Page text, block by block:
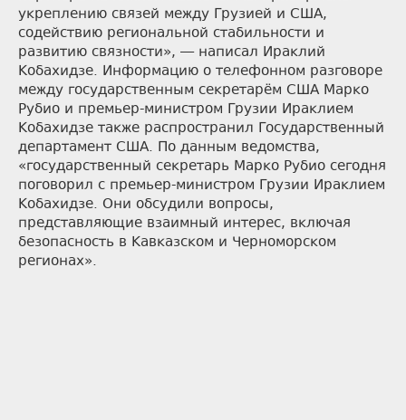
укреплению связей между Грузией и США,
содействию региональной стабильности и
развитию связности», — написал Ираклий
Кобахидзе. Информацию о телефонном разговоре
между государственным секретарём США Марко
Рубио и премьер-министром Грузии Ираклием
Кобахидзе также распространил Государственный
департамент США. По данным ведомства,
«государственный секретарь Марко Рубио сегодня
поговорил с премьер-министром Грузии Ираклием
Кобахидзе. Они обсудили вопросы,
представляющие взаимный интерес, включая
безопасность в Кавказском и Черноморском
регионах».